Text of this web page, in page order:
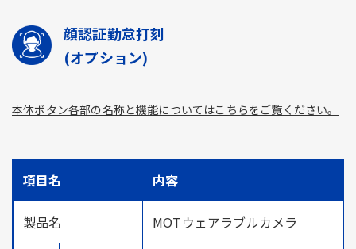
顔認証勤怠打刻
(オプション)
本体ボタン各部の名称と機能についてはこちらをご覧ください。
項目名 内容
製品名 MOTウェアラブルカメラ